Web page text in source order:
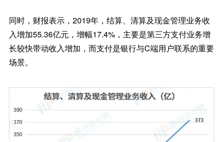
同时，财报表示，2019年，结算、清算及现金管理业务收
入增加55.36亿元，增幅17.4%，主要是第三方支付业务增
长较快带动收入增加，而支付是银行与C端用户联系的重要
场景。